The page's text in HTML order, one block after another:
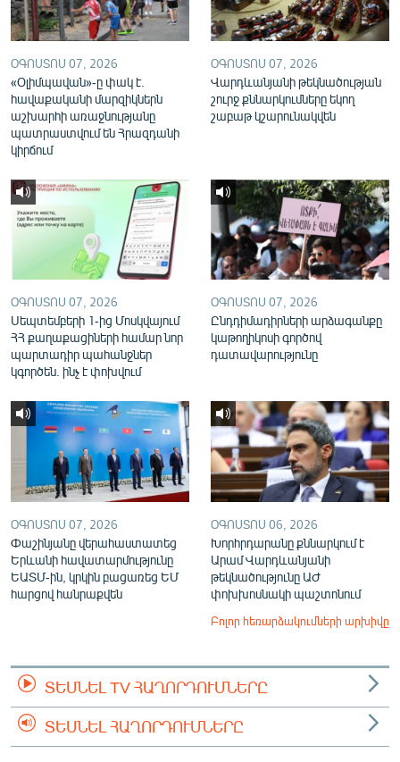
Русский
ՀԵՏԵՎԵՔ ՄԵԶ
«Ազատության» բոլոր կայքերը
ՕԳՈՍՏՈՍ 07, 2026
«Օլիմպավան»-ը փակ է.
հավաքականի մարզիկներն
աշխարհի առաջնությանը
պատրաստվում են Հրազդանի
կիրճում
ՕԳՈՍՏՈՍ 07, 2026
Վարդևանյանի թեկնածության
շուրջ քննարկումները եկող
շաբաթ կշարունակվեն
ՕԳՈՍՏՈՍ 07, 2026
Սեպտեմբերի 1-ից Մոսկվայում
ՀՀ քաղաքացիների համար նոր
պարտադիր պահանջներ
կգործեն. ինչ է փոխվում
ՕԳՈՍՏՈՍ 07, 2026
Ընդդիմադիրների արձագանքը
կաթողիկոսի գործով
դատավարությունը
ՕԳՈՍՏՈՍ 07, 2026
Փաշինյանը վերահաստատեց
Երևանի հավատարմությունը
ԵԱՏՄ-ին, կրկին բացառեց ԵՄ
հարցով հանրաքվեն
ՕԳՈՍՏՈՍ 06, 2026
Խորհրդարանը քննարկում է
Արամ Վարդևանյանի
թեկնածությունը ԱԺ
փոխխոսնակի պաշտոնում
Բոլոր հեռարձակումների արխիվը
ՏԵՍՆԵԼ TV ՀԱՂՈՐԴՈՒՄՆԵՐԸ
ՏԵՍՆԵԼ ՀԱՂՈՐԴՈՒՄՆԵՐԸ